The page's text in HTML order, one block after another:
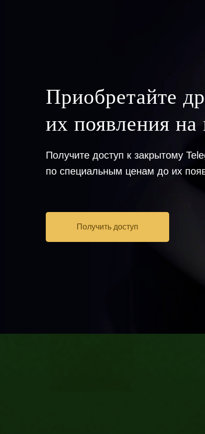
Приобретайте
их появления на
Получите доступ к закрытому
по специальным ценам до их
Получить доступ